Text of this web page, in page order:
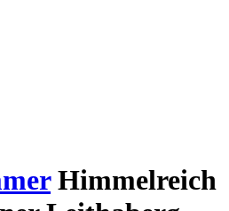
Himmelreich